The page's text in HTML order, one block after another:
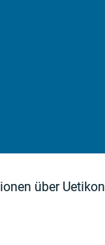
über Uetikon